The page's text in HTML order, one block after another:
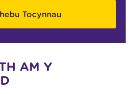
Tocynnau
AM Y